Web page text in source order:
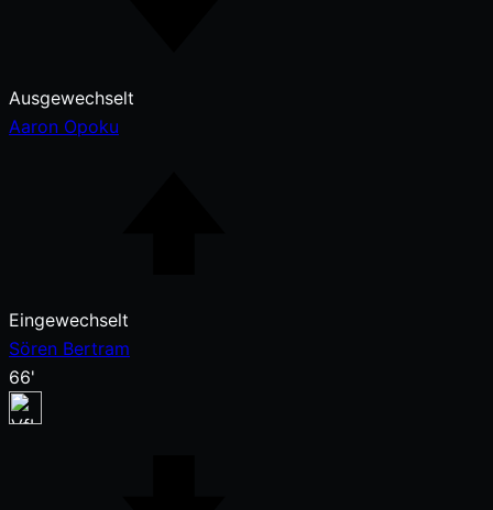
Ausgewechselt
Aaron Opoku
Eingewechselt
Sören Bertram
66'